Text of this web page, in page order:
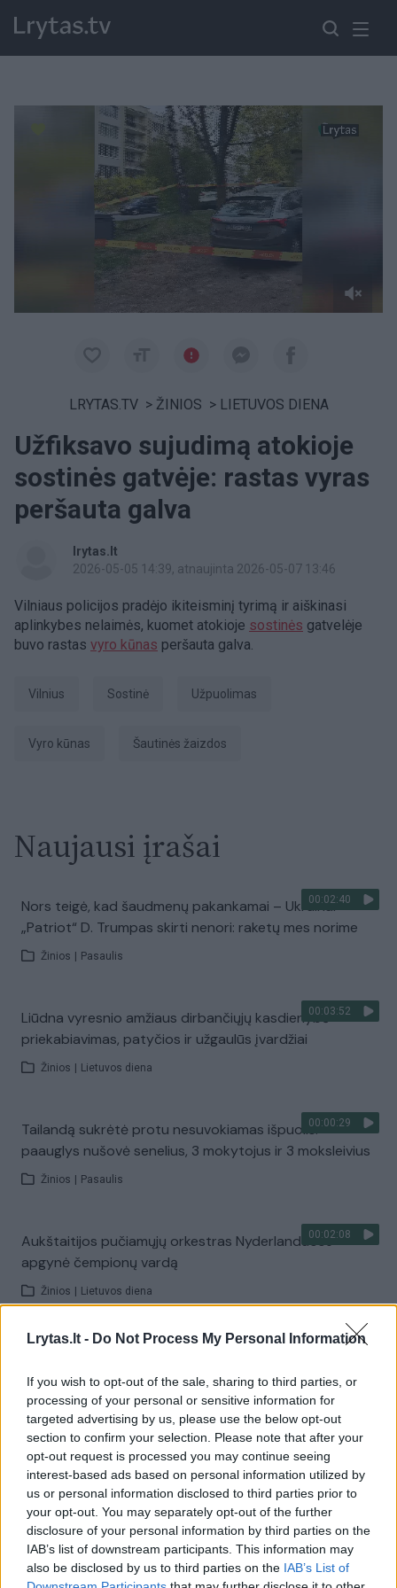
Lrytas.lt - Do Not Process My Personal Information
If you wish to opt-out of the sale, sharing to third parties, or
processing of your personal or sensitive information for
targeted advertising by us, please use the below opt-out
section to confirm your selection. Please note that after your
opt-out request is processed you may continue seeing
interest-based ads based on personal information utilized by
us or personal information disclosed to third parties prior to
your opt-out. You may separately opt-out of the further
disclosure of your personal information by third parties on the
IAB’s list of downstream participants. This information may
also be disclosed by us to third parties on the IAB’s List of
Paremkite Ukrainą
LRYTAS.TV > ŽINIOS > LIETUVOS DIENA
Užfiksavo sujudimą atokioje
sostinės gatvėje: rastas vyras
peršauta galva
lrytas.lt
2026-05-05 14:39, atnaujinta 2026-05-07 13:46
Vilniaus policijos pradėjo ikiteisminį tyrimą ir aiškinasi
aplinkybes nelaimės, kuomet atokioje sostinės gatvelėje
buvo rastas vyro kūnas peršauta galva.
Vilnius Sostinė užpuolimas
vyro kūnas šautinės žaizdos
Naujausi įrašai
00:02:40
Nors teigė, kad šaudmenų pakankamai – Ukrainai
„Patriot“ D. Trumpas skirti nenori: raketų mes norime
Žinios Pasaulis
00:03:52
Liūdna vyresnio amžiaus dirbančiųjų kasdienybė –
priekabiavimas, patyčios ir užgaulūs įvardžiai
Žinios Lietuvos diena
00:00:29
Tailandą sukrėtė protu nesuvokiamas išpuolis:
paauglys nušovė senelius, 3 mokytojus ir 3 moksleivius
Žinios Pasaulis
00:02:08
Aukštaitijos pučiamųjų orkestras Nyderlanduose
apgynė čempionų vardą
Žinios Lietuvos diena
Visi įrašai
Žiūrimiausi įrašai
00:00:30
Vaizdai iš tragiškos avarijos Vilniaus r.: dviejų moterų ir
vaiko gyvybių išgelbėti nepavyko
Žinios Lietuvos diena